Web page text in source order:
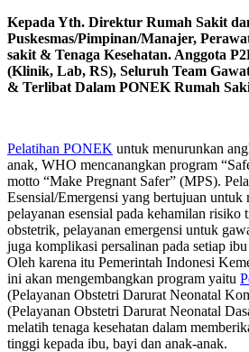
Kepada Yth. Direktur Rumah Sakit
Puskesmas/Pimpinan/Manajer,
sakit & Tenaga Kesehatan. Anggota
(Klinik, Lab, RS), Seluruh Team
& Terlibat Dalam PONEK Rumah
Pelatihan PONEK untuk menurunkan
anak, WHO mencanangkan program
motto “Make Pregnant Safer” (MPS).
Esensial/Emergensi yang bertujuan untuk
pelayanan esensial pada kehamilan risiko
obstetrik, pelayanan emergensi untuk
juga komplikasi persalinan pada setiap
Oleh karena itu Pemerintah Indonesi
ini akan mengembangkan program yaitu
(Pelayanan Obstetri Darurat Neonatal
(Pelayanan Obstetri Darurat Neonatal
melatih tenaga kesehatan dalam
tinggi kepada ibu, bayi dan anak-anak.